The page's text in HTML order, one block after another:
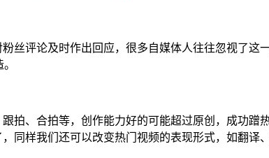
丝评论及时作出回应，很多自媒体人往往忽视了
拍、合拍等，创作能力好的可能超过原创，成功
同样我们还可以改变热门视频的表现形式，如翻译